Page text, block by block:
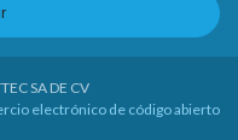
SA DE CV
electrónico de código abierto